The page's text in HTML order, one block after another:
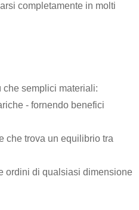
completamente in molti
semplici materiali:
- fornendo benefici
che trova un equilibrio tra
ordini di qualsiasi dimensione